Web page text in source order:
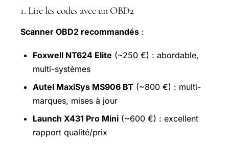
1. Lire les codes avec un OBD2
Scanner OBD2 recommandés :
Foxwell NT624 Elite (~250 €) : abordable,
multi-systèmes
Autel MaxiSys MS906 BT (~800 €) : multi-
marques, mises à jour
Launch X431 Pro Mini (~600 €) : excellent
rapport qualité/prix